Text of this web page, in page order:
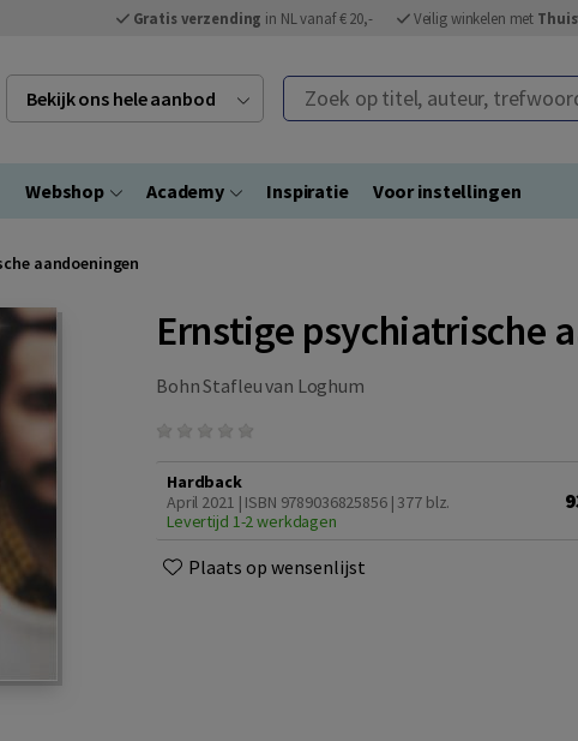
Gratis verzending in NL vanaf € 20,- Veilig winkelen met
Bekijk ons hele aanbod Zoek op titel, auteur, trefwoord of
Webshop Academy Inspiratie Voor instellingen
aandoeningen
Ernstige psychiatrische
Bohn Stafleu van Loghum
Hardback
April 2021 | ISBN 9789036825856 | 377 blz.
Levertijd 1-2 werkdagen
Plaats op wensenlijst